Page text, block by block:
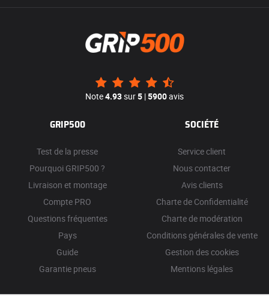
Note4.93sur5 |5900avis
GRIP500
Test de la presse
Pourquoi GRIP500 ?
Livraison et montage
Compte PRO
Questions fréquentes
Pays
Guide
Garantie pneus
SOCIÉTÉ
Service client
Nous contacter
Avis clients
Charte de Confidentialité
Charte de modération
Conditions générales de vente
Gestion des cookies
Mentions légales